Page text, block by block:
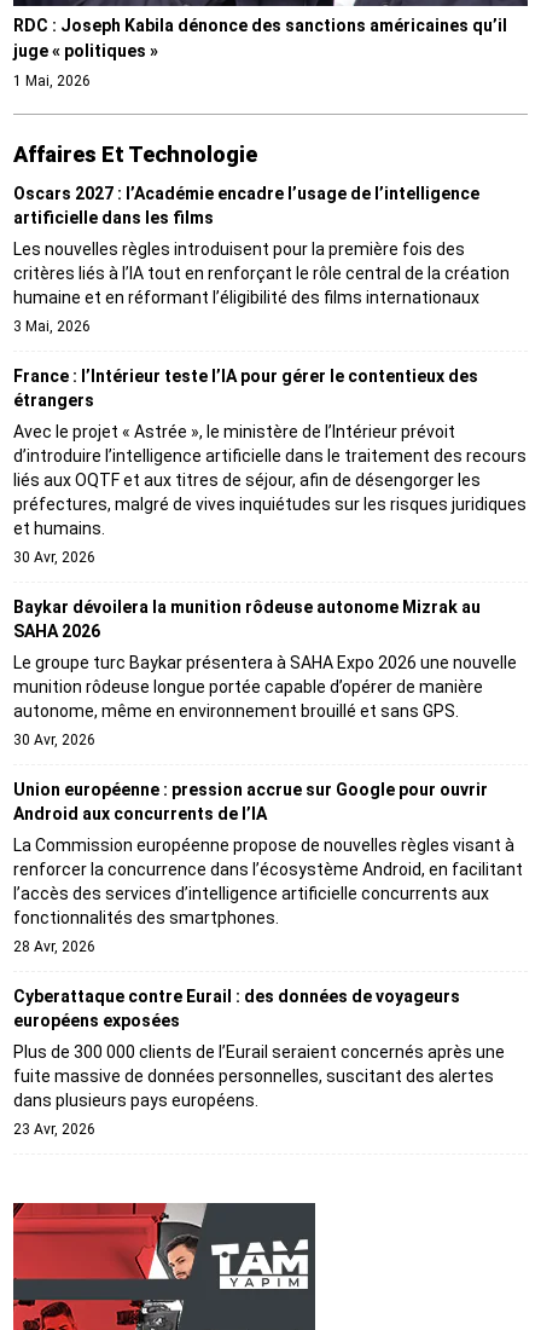
RDC : Joseph Kabila dénonce des sanctions américaines qu’il
juge « politiques »
1 Mai, 2026
Affaires Et Technologie
Oscars 2027 : l’Académie encadre l’usage de l’intelligence
artificielle dans les films
Les nouvelles règles introduisent pour la première fois des
critères liés à l’IA tout en renforçant le rôle central de la création
humaine et en réformant l’éligibilité des films internationaux
3 Mai, 2026
France : l’Intérieur teste l’IA pour gérer le contentieux des
étrangers
Avec le projet « Astrée », le ministère de l’Intérieur prévoit
d’introduire l’intelligence artificielle dans le traitement des recours
liés aux OQTF et aux titres de séjour, afin de désengorger les
préfectures, malgré de vives inquiétudes sur les risques juridiques
et humains.
30 Avr, 2026
Baykar dévoilera la munition rôdeuse autonome Mizrak au
SAHA 2026
Le groupe turc Baykar présentera à SAHA Expo 2026 une nouvelle
munition rôdeuse longue portée capable d’opérer de manière
autonome, même en environnement brouillé et sans GPS.
30 Avr, 2026
Union européenne : pression accrue sur Google pour ouvrir
Android aux concurrents de l’IA
La Commission européenne propose de nouvelles règles visant à
renforcer la concurrence dans l’écosystème Android, en facilitant
l’accès des services d’intelligence artificielle concurrents aux
fonctionnalités des smartphones.
28 Avr, 2026
Cyberattaque contre Eurail : des données de voyageurs
européens exposées
Plus de 300 000 clients de l’Eurail seraient concernés après une
fuite massive de données personnelles, suscitant des alertes
dans plusieurs pays européens.
23 Avr, 2026